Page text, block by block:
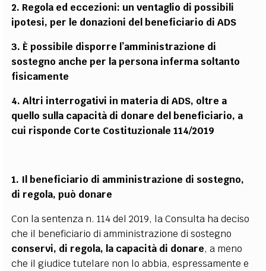
2. Regola ed eccezioni: un ventaglio di possibili
ipotesi, per le donazioni del beneficiario di ADS
3. È possibile disporre l’amministrazione di
sostegno anche per la persona inferma soltanto
fisicamente
4. Altri interrogativi in materia di ADS, oltre a
quello sulla capacità di donare del beneficiario, a
cui risponde Corte Costituzionale 114/2019
1. Il beneficiario di amministrazione di sostegno,
di regola, può donare
Con la sentenza n. 114 del 2019, la Consulta ha deciso
che il beneficiario di amministrazione di sostegno
conservi, di regola, la capacità di donare, a meno
che il giudice tutelare non lo abbia, espressamente e